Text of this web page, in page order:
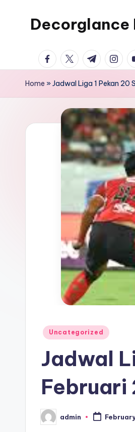
Decorglance
adalah
sebuah
portal
olahraga
terupdate.
facebook.com
twitter.com
t.me
Home »Jadwal Liga 1 Pekan 20
Posted
Uncategorized
Jadwal
Februari
Posted
by
admin